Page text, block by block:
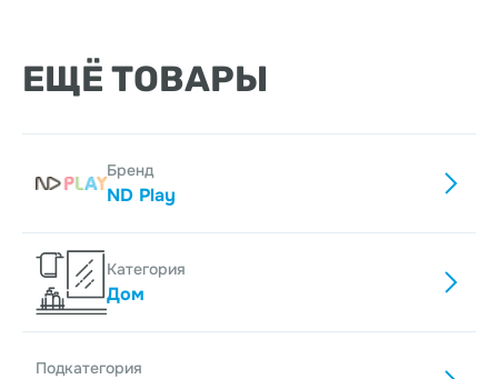
ЕЩЁ ТОВАРЫ
Бренд
ND Play
Категория
Дом
Подкатегория